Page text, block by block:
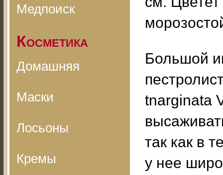
Медпоиск
Косметика
Домашняя
Маски
Лосьоны
Кремы
Большой
tnarginata
так как в
у нее